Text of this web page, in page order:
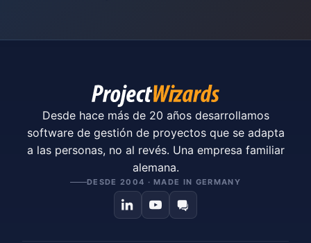
Desde hace más de 20 años desarrollamos
software de gestión de proyectos que se adapta
a las personas, no al revés. Una empresa familiar
alemana.
DESDE 2004 · MADE IN GERMANY